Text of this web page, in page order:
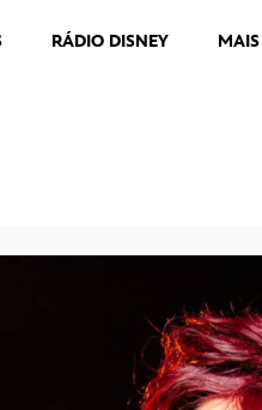
RÁDIO DISNEY MAIS